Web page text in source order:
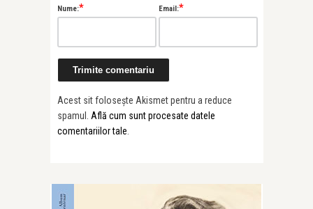
Nume:* Email:*
Acest sit folosește Akismet pentru a reduce
spamul. Află cum sunt procesate datele
comentariilor tale